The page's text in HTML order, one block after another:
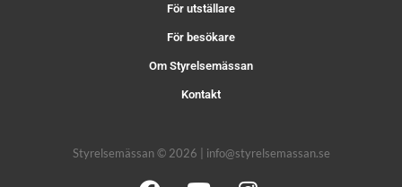
För utställare
För besökare
Om Styrelsemässan
Kontakt
Styrelsemässan © 2026 | info@styrelsemassan.se